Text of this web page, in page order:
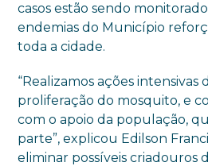
casos estão sendo
endemias do Município
toda a cidade.
“Realizamos ações intensivas
proliferação do mosquito, e
com o apoio da população,
parte”, explicou Edilson
eliminar possíveis criadouros